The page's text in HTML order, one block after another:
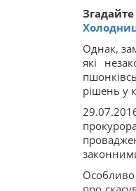
Однак,
які
рішень у
Особливо